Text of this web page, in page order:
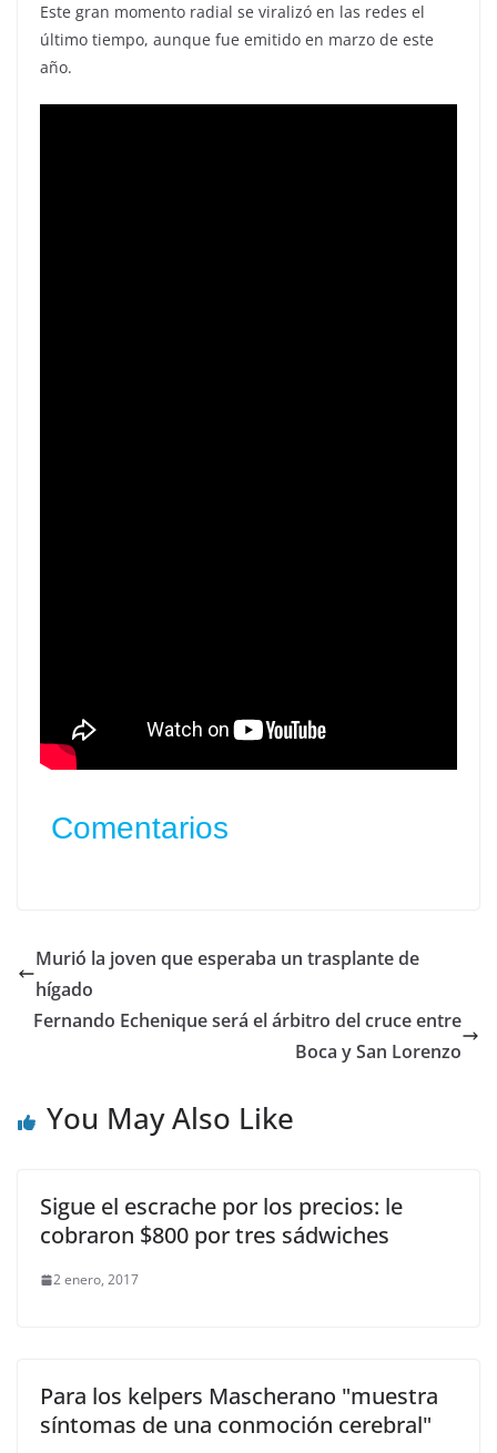
Este gran momento radial se viralizó en las redes el
último tiempo, aunque fue emitido en marzo de este
año.
Comentarios
Murió la joven que esperaba un trasplante de
hígado
Fernando Echenique será el árbitro del cruce entre
Boca y San Lorenzo
You May Also Like
Sigue el escrache por los precios: le
cobraron $800 por tres sádwiches
2 enero, 2017
Para los kelpers Mascherano "muestra
síntomas de una conmoción cerebral"